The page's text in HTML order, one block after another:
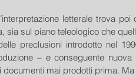
letterale trova
sia sul piano teleologico che
preclusioni introdotto nel
– e conseguente
mai prodotti prima.